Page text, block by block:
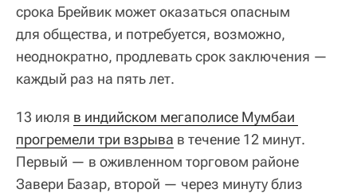
срока Брейвик может оказаться опасным
для общества, и потребуется, возможно,
неоднократно, продлевать срок заключения —
каждый раз на пять лет.
13 июля в индийском мегаполисе Мумбаи
прогремели три взрыва в течение 12 минут.
Первый — в оживленном торговом районе
Завери Базар, второй — через минуту близ